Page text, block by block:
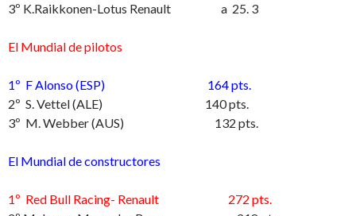
3º K.Raikkonen-Lotus Renault a 25. 3
El Mundial de pilotos
1º F Alonso (ESP) 164 pts.
2º S. Vettel (ALE) 140 pts.
3º M. Webber (AUS) 132 pts.
El Mundial de constructores
1º Red Bull Racing- Renault 272 pts.